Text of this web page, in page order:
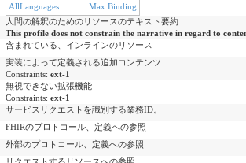
AllLanguages
Max Binding
人間の解釈のためのリソースのテキスト要約
This profile does not constrain the narrative in regard to
含まれている、インラインのリソース
実装によって定義される追加コンテンツ
Constraints: ext-1
無視できない拡張機能
Constraints: ext-1
サービスリクエストを識別する業務ID。
FHIRのプロトコール、定義への参照
外部のプロトコール、定義への参照
リクエストするリソースへの参照